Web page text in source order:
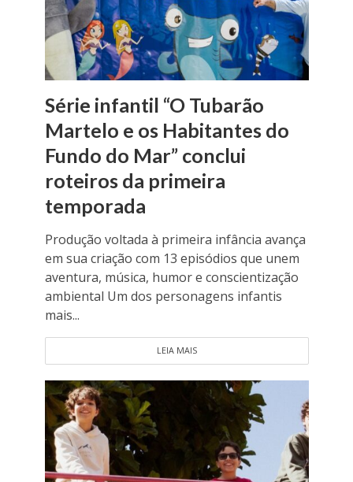
Série infantil “O Tubarão
Martelo e os Habitantes do
Fundo do Mar” conclui
roteiros da primeira
temporada
Produção voltada à primeira infância avança
em sua criação com 13 episódios que unem
aventura, música, humor e conscientização
ambiental Um dos personagens infantis
mais...
LEIA MAIS